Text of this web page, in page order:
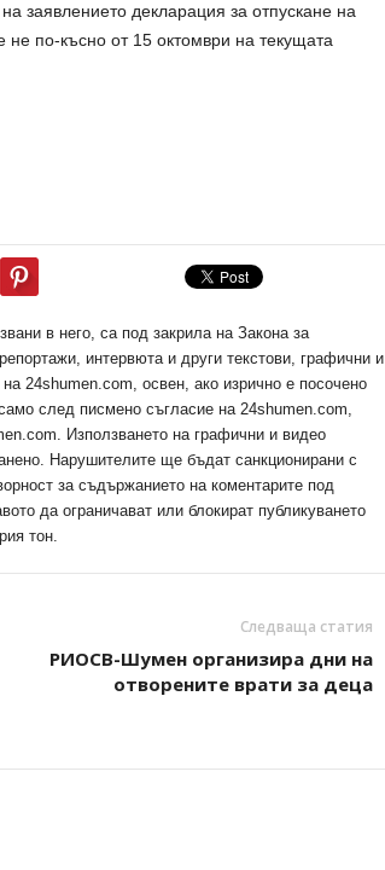
заявлението декларация за отпускане на
по-късно от 15 октомври на текущата
в него, са под закрила на Закона за
интервюта и други текстови, графични и
24shumen.com, освен, ако изрично е посочено
след писмено съгласие на 24shumen.com,
Използването на графични и видео
Нарушителите ще бъдат санкционирани с
за съдържанието на коментарите под
да ограничават или блокират публикуването
тон.
Следваща статия
РИОСВ-Шумен организира дни на
отворените врати за деца